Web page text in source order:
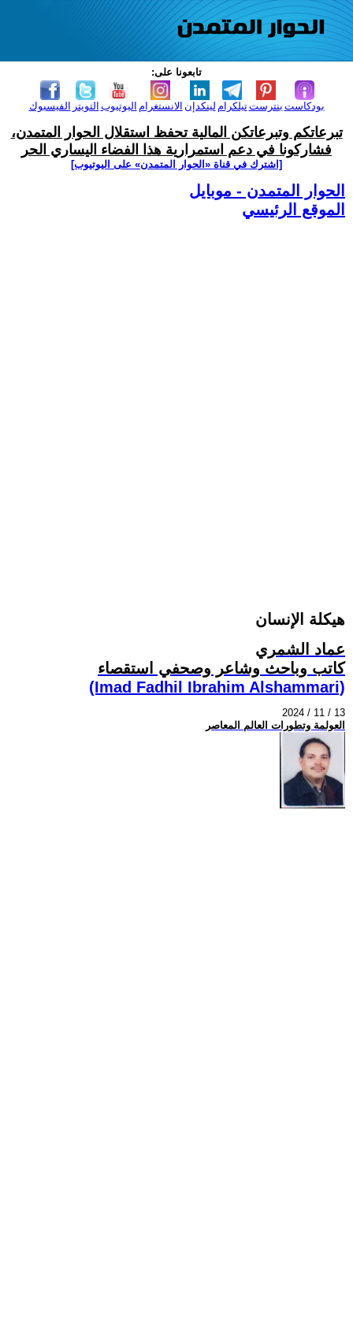
تابعونا على:
الفيسبوك التويتر اليوتيوب الانستغرام لينكدإن تيلكرامبنترست بودكاست
تبرعاتكم وتبرعاتكن المالية تحفظ استقلال الحوار المتمدن،
فشاركونا في دعم استمرارية هذا الفضاء اليساري الحر
[اشترك في قناة ‫«الحوار المتمدن» على اليوتيوب]
الحوار المتمدن - موبايل
الموقع الرئيسي
هيكلة الإنسان
عماد الشمري
كاتب وباحث وشاعر وصحفي استقصاء
(Imad Fadhil Ibrahim Alshammari)
2024 / 11 / 13
العولمة وتطورات العالم المعاصر